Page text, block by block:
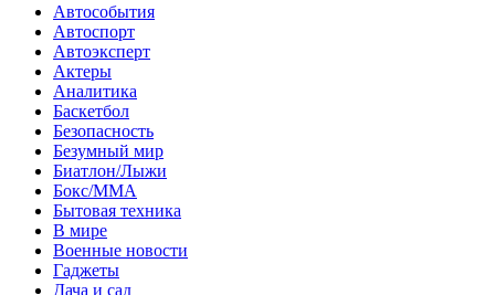
Автособытия
Автоспорт
Автоэксперт
Актеры
Аналитика
Баскетбол
Безопасность
Безумный мир
Биатлон/Лыжи
Бокс/MMA
Бытовая техника
В мире
Военные новости
Гаджеты
Дача и сад